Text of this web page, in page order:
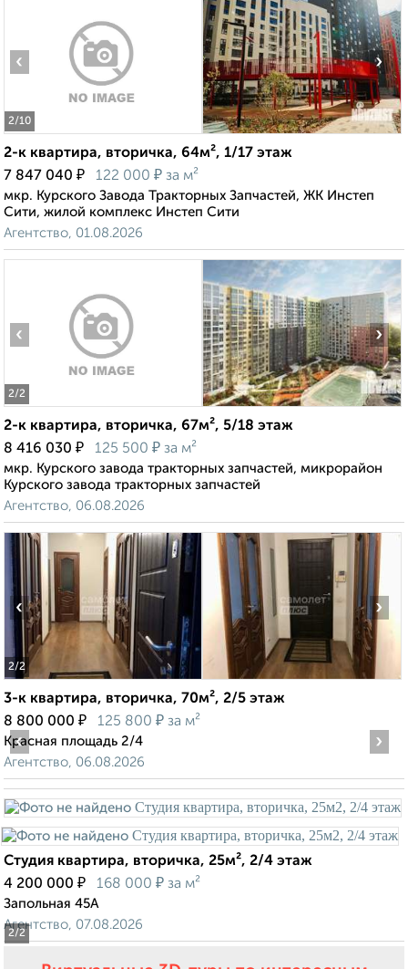
2/10
‹ ›
2-к квартира, вторичка, 64м², 1/17 этаж
7 847 040 ₽ 122 000 ₽ за м²
мкр. Курского Завода Тракторных Запчастей, ЖК Инстеп
Сити, жилой комплекс Инстеп Сити
Агентство, 01.08.2026
2/2
‹ ›
2-к квартира, вторичка, 67м², 5/18 этаж
8 416 030 ₽ 125 500 ₽ за м²
мкр. Курского завода тракторных запчастей, микрорайон
Курского завода тракторных запчастей
Агентство, 06.08.2026
2/2
‹ ›
3-к квартира, вторичка, 70м², 2/5 этаж
8 800 000 ₽ 125 800 ₽ за м²
Красная площадь 2/4
Агентство, 06.08.2026
2/2
‹ ›
Студия квартира, вторичка, 25м², 2/4 этаж
4 200 000 ₽ 168 000 ₽ за м²
Запольная 45А
Агентство, 07.08.2026